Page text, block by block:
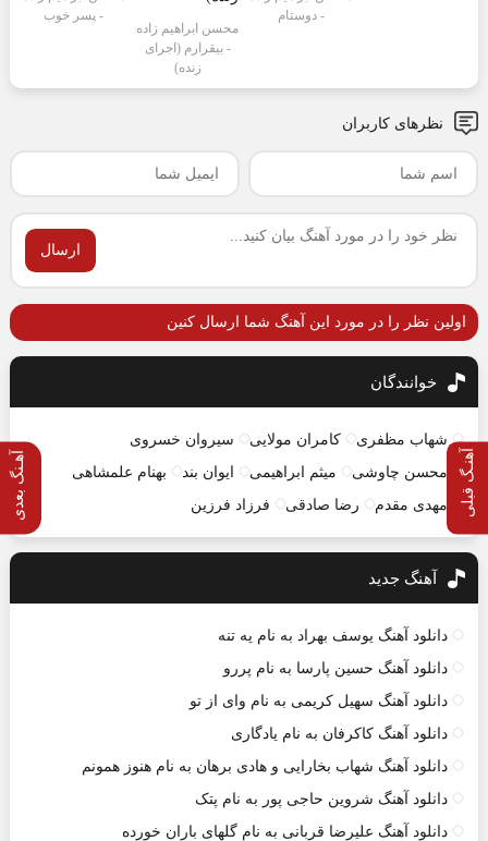
آهنـگ قبلی آهـنگ بعدی
- دوستام
محسن ابراهیم زاده
- بیقرارم (اجرای
زنده)
- پسر خوب
نظرهای کاربران
ارسال
اولین نظر را در مورد این آهنگ شما ارسال کنین
خوانندگان
شهاب مظفری کامران مولایی
سیروان خسروی
محسن چاوشی
میثم ابراهیمی ایوان بند
بهنام علمشاهی
مهدی مقدم
رضا صادقی فرزاد فرزین
آهنگ جديد
دانلود آهنگ یوسف بهراد به نام یه تنه
دانلود آهنگ حسین پارسا به نام پررو
دانلود آهنگ سهیل کریمی به نام وای از تو
دانلود آهنگ کاکرفان به نام یادگاری
دانلود آهنگ شهاب بخارایی و هادی برهان به نام هنوز همونم
دانلود آهنگ شروین حاجی پور به نام پتک
دانلود آهنگ علیرضا قربانی به نام گلهای باران خورده